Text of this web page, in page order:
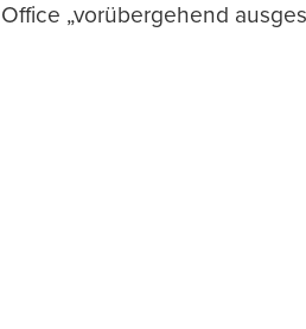
Office „vorübergehend